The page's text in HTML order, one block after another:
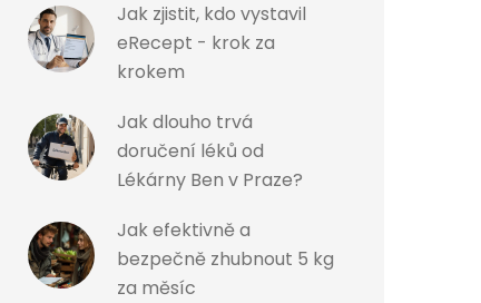
Jak zjistit, kdo vystavil
eRecept - krok za
krokem
Jak dlouho trvá
doručení léků od
Lékárny Ben v Praze?
Jak efektivně a
bezpečně zhubnout 5 kg
za měsíc